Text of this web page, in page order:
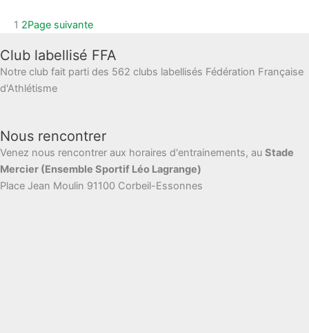
1 2Page suivante
Club labellisé FFA
Notre club fait parti des 562 clubs labellisés Fédération Française
d'Athlétisme
Nous rencontrer
Venez nous rencontrer aux horaires d'entrainements, au Stade
Mercier (Ensemble Sportif Léo Lagrange)
Place Jean Moulin 91100 Corbeil-Essonnes